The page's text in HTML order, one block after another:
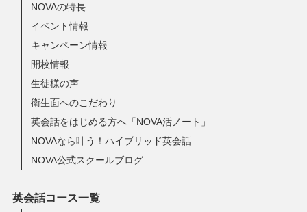
NOVAの特長
イベント情報
キャンペーン情報
開校情報
生徒様の声
衛生面へのこだわり
英会話をはじめる方へ「NOVA活ノート」
NOVAなら叶う！ハイブリッド英会話
NOVA公式スクールブログ
英会話コース一覧